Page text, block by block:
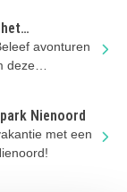
avonturen
deze
Nienoord
met een